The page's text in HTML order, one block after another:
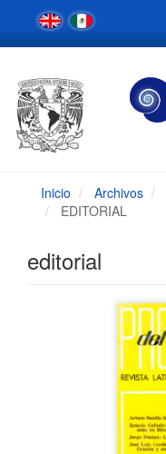
Navegación
principal
Contenido
Barra
lateral
Inicio Archivos
EDITORIAL
editorial